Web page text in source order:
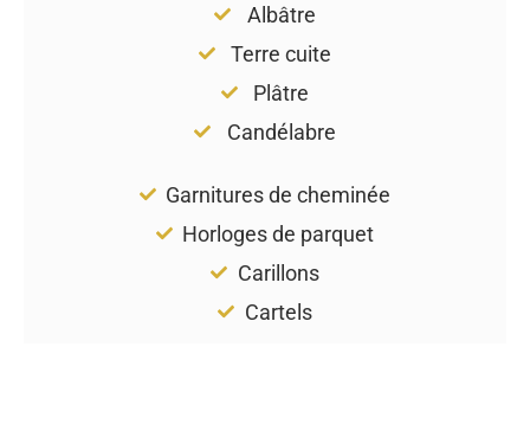
Albâtre
Terre cuite
Plâtre
Candélabre
Garnitures de cheminée
Horloges de parquet
Carillons
Cartels